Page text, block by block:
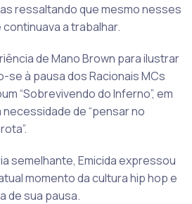
ressaltando que mesmo nesses
a trabalhar.
de Mano Brown para ilustrar
se à pausa dos Racionais MCs
“Sobrevivendo do Inferno”, em
necessidade de “pensar no
semelhante, Emicida expressou
momento da cultura hip hop e
de sua pausa.